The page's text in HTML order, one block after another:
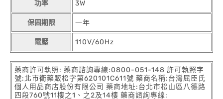
功率 3W
保固期限 一年
電壓 110V/60Hz
藥商許可執照: 藥商諮詢專線:0800-051-148 許可執照字
號:北市衛藥販松字第620101C611號 藥商名稱:台灣屈臣氏
個人用品商店股份有限公司 藥商地址:台北市松山區八德路
四段760號11樓之1、之2及14樓 藥商諮詢專線: